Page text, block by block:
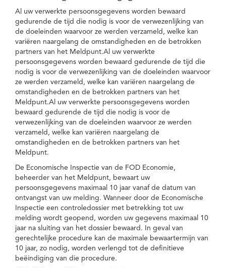
Al uw verwerkte persoonsgegevens worden bewaard
gedurende de tijd die nodig is voor de verwezenlijking van
de doeleinden waarvoor ze werden verzameld, welke kan
variëren naargelang de omstandigheden en de betrokken
partners van het Meldpunt.Al uw verwerkte
persoonsgegevens worden bewaard gedurende de tijd die
nodig is voor de verwezenlijking van de doeleinden waarvoor
ze werden verzameld, welke kan variëren naargelang de
omstandigheden en de betrokken partners van het
Meldpunt.Al uw verwerkte persoonsgegevens worden
bewaard gedurende de tijd die nodig is voor de
verwezenlijking van de doeleinden waarvoor ze werden
verzameld, welke kan variëren naargelang de
omstandigheden en de betrokken partners van het
Meldpunt.
De Economische Inspectie van de FOD Economie,
beheerder van het Meldpunt, bewaart uw
persoonsgegevens maximaal 10 jaar vanaf de datum van
ontvangst van uw melding. Wanneer door de Economische
Inspectie een controledossier met betrekking tot uw
melding wordt geopend, worden uw gegevens maximaal 10
jaar na sluiting van het dossier bewaard. In geval van
gerechtelijke procedure kan de maximale bewaartermijn van
10 jaar, zo nodig, worden verlengd tot de definitieve
beëindiging van die procedure.